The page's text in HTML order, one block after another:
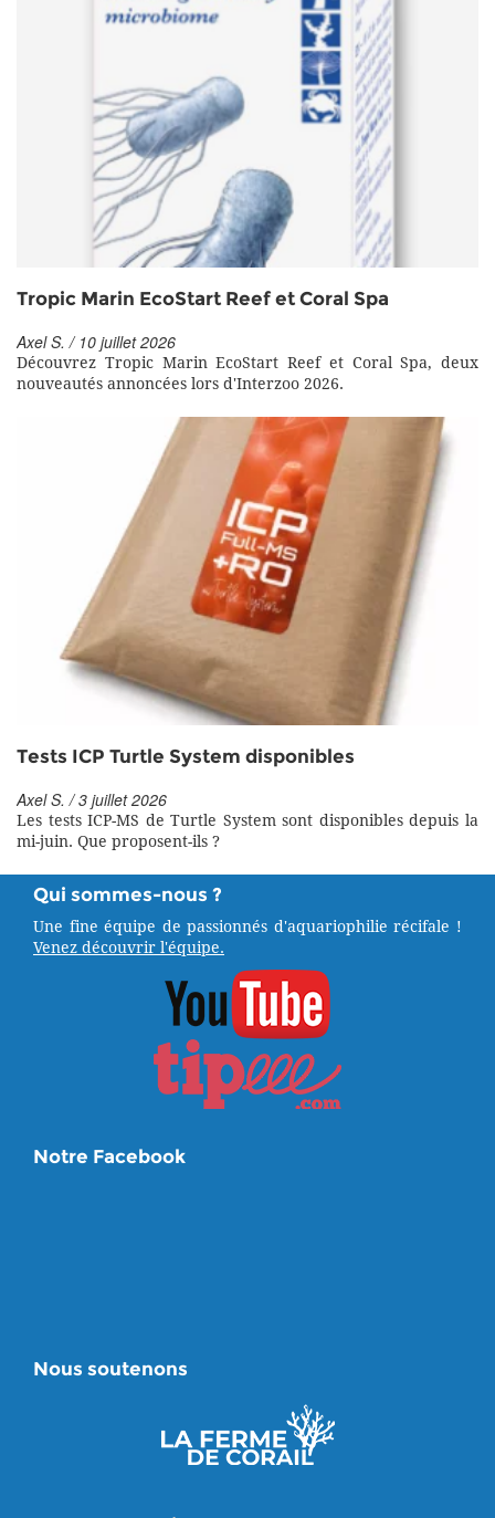
Tropic Marin EcoStart Reef et Coral Spa
Axel S. / 10 juillet 2026
Découvrez Tropic Marin EcoStart Reef et Coral Spa, deux
nouveautés annoncées lors d'Interzoo 2026.
Tests ICP Turtle System disponibles
Axel S. / 3 juillet 2026
Les tests ICP-MS de Turtle System sont disponibles depuis la
mi-juin. Que proposent-ils ?
Qui sommes-nous ?
Une fine équipe de passionnés d'aquariophilie récifale !
Venez découvrir l'équipe.
Notre Facebook
Nous soutenons